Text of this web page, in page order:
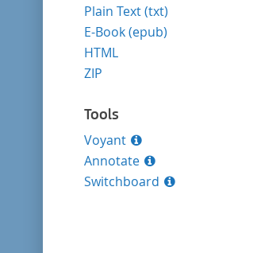
Plain Text (txt)
E-Book (epub)
HTML
ZIP
Tools
Voyant
Annotate
Switchboard